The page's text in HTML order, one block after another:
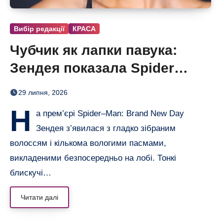
Вибір редакції КРАСА
Чубчик як лапки павука:
Зендея показала Spider
Bangs
29 липня, 2026
Н
а прем’єрі Spider–Man: Brand New Day
Зендея з’явилася з гладко зібраним
волоссям і кількома вологими пасмами,
викладеними безпосередньо на лобі. Тонкі
блискучі…
Читати далі